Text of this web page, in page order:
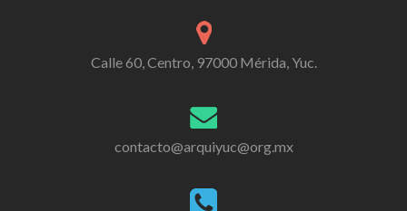
Calle 60, Centro, 97000 Mérida, Yuc.
contacto@arquiyuc@org.mx